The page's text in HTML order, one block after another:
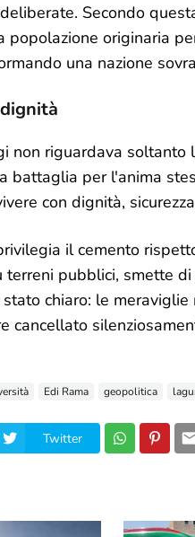
Secondo
popolazione originaria
una nazione
non riguardava
battaglia per l'anima
con dignità,
il cemento
terreni pubblici, smette
chiaro: le
cancellato
Edi Rama geopolitica
Twitter